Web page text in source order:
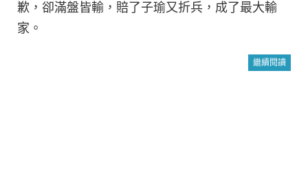
歉，卻滿盤皆輸，賠了子瑜又折兵，成了最大輸
家。
繼續閱讀